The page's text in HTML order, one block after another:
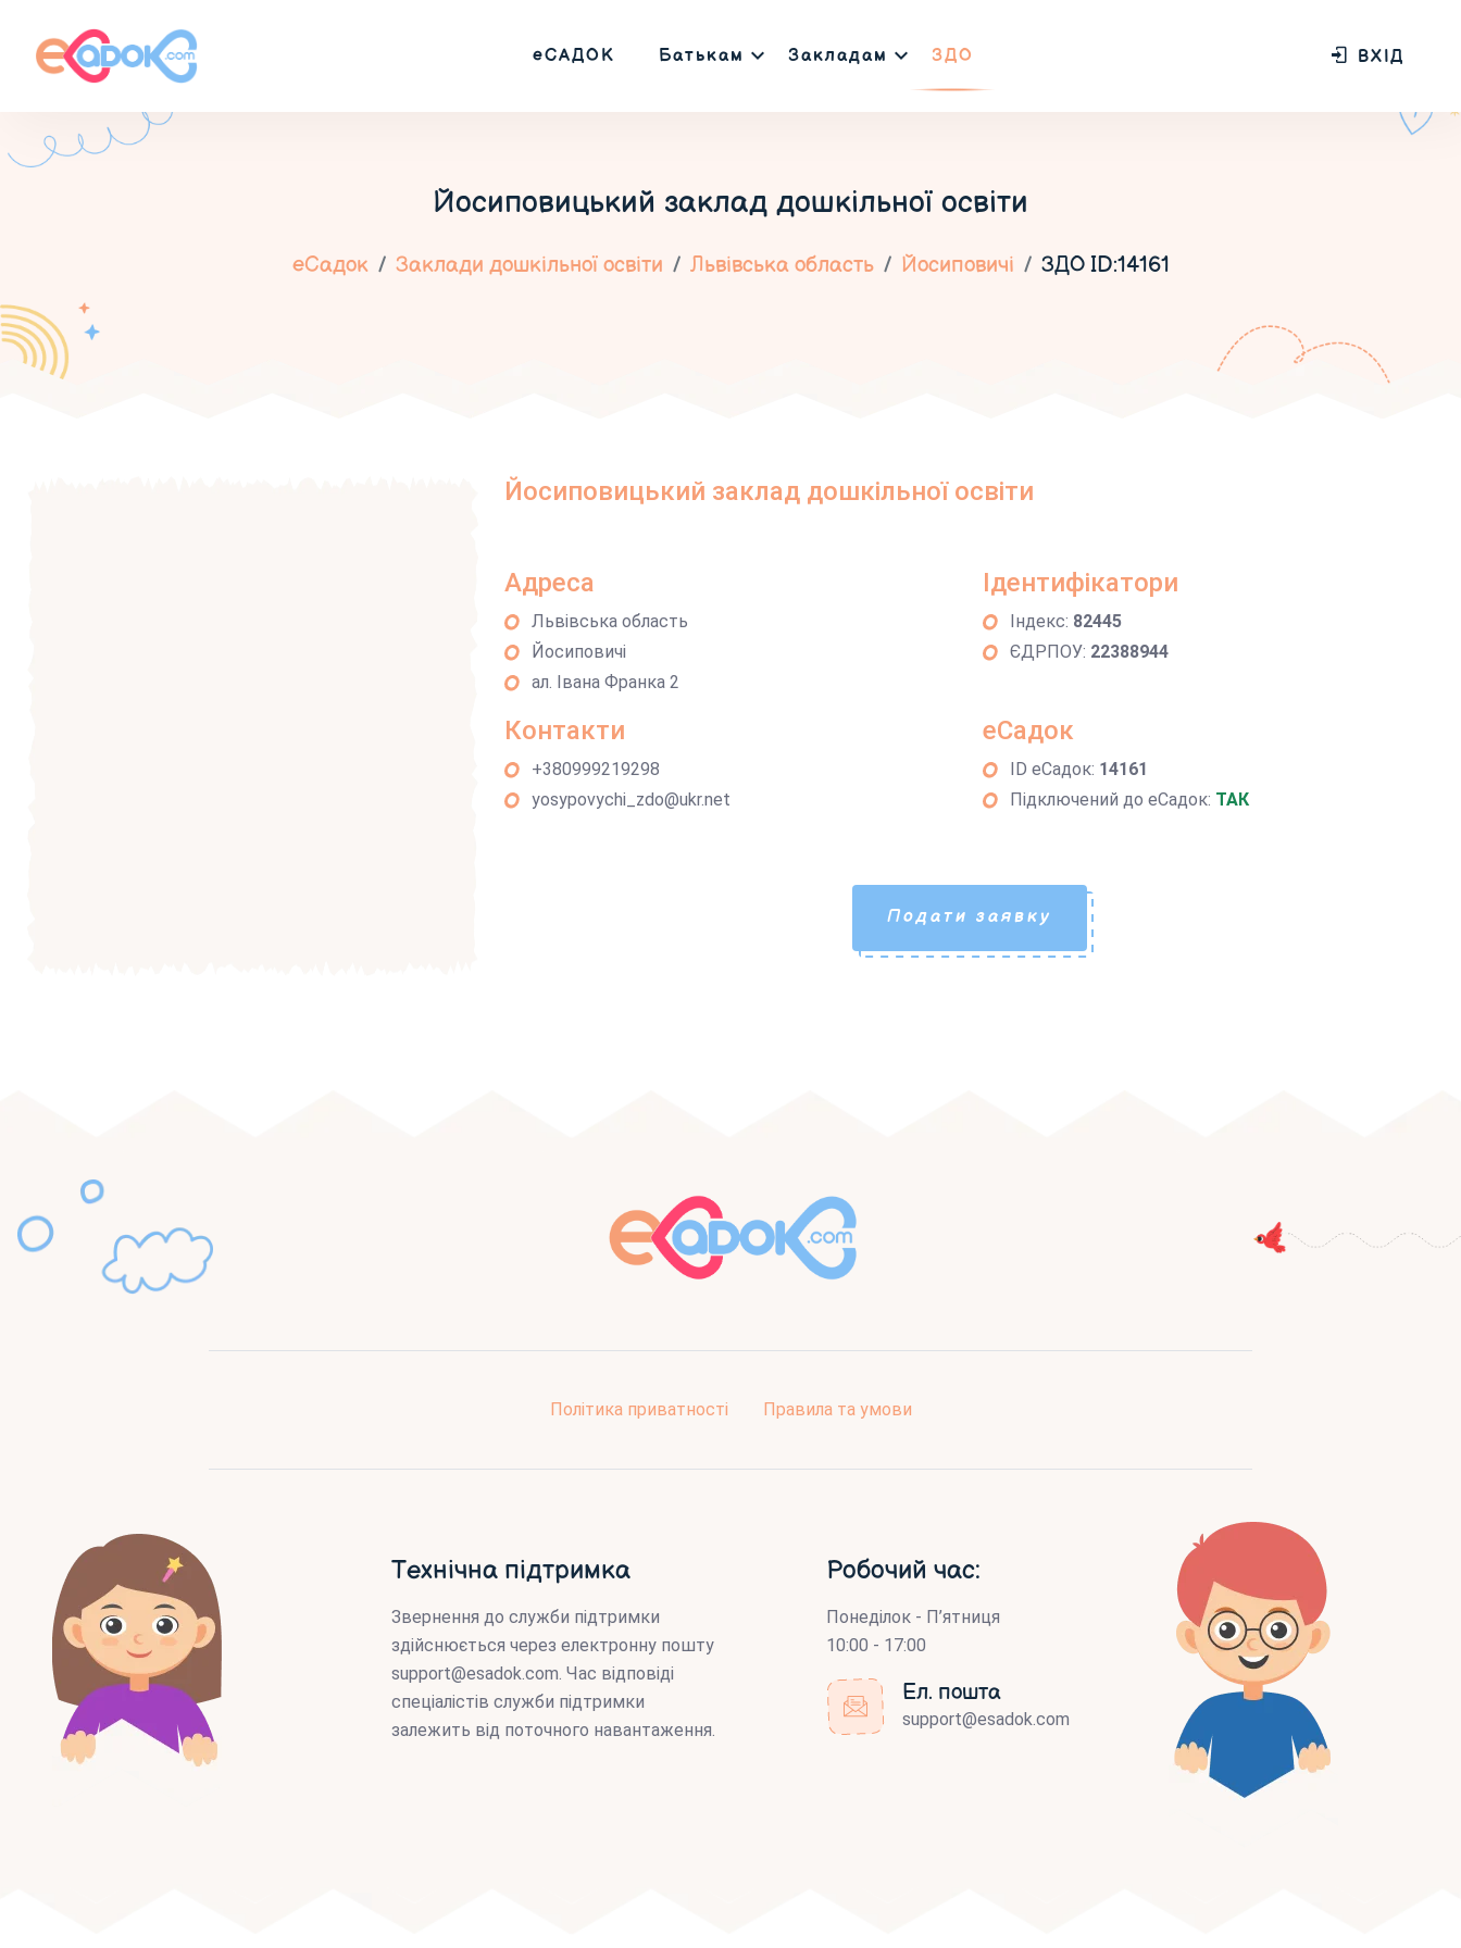
еСАДОК Батькам Закладам ЗДО ВХІД
Йосиповицький заклад дошкільної освіти
еСадок Заклади дошкільної освіти Львівська область Йосиповичі ЗДО ID:14161
Йосиповицький заклад дошкільної освіти
Адреса
Львівська область
Йосиповичі
ал. Івана Франка 2
Ідентифікатори
Індекс: 82445
ЄДРПОУ: 22388944
Контакти
+380999219298
yosypovychi_zdo@ukr.net
еСадок
ID еСадок: 14161
Підключений до еСадок: ТАК
Подати заявку
Політика приватності Правила та умови
Технічна підтримка
Звернення до служби підтримки
здійснюється через електронну пошту
support@esadok.com . Час відповіді
спеціалістів служби підтримки
залежить від поточного навантаження.
Робочий час:
Понеділок - П’ятниця
10:00 - 17:00
Ел. пошта
support@esadok.com